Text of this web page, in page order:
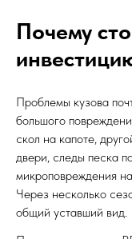
Почему
Проблемы кузова
большого
скол на капоте,
двери, следы песка
микроповреждения
Через несколько
общий уставший вид.